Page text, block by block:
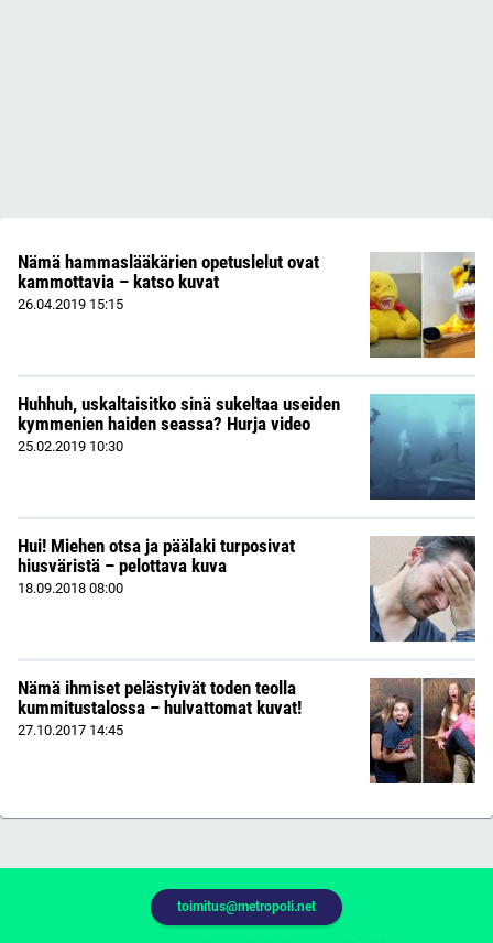
Nämä hammaslääkärien opetuslelut ovat
kammottavia – katso kuvat
26.04.2019 15:15
Huhhuh, uskaltaisitko sinä sukeltaa useiden
kymmenien haiden seassa? Hurja video
25.02.2019 10:30
Hui! Miehen otsa ja päälaki turposivat
hiusväristä – pelottava kuva
18.09.2018 08:00
Nämä ihmiset pelästyivät toden teolla
kummitustalossa – hulvattomat kuvat!
27.10.2017 14:45
toimitus@metropoli.net